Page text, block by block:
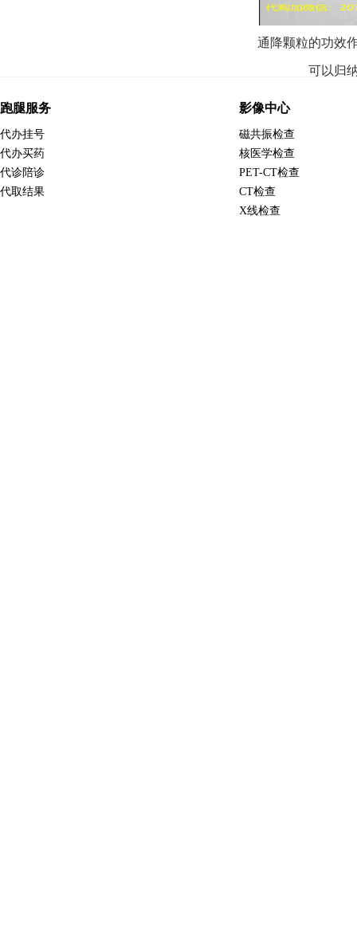
通降颗粒的功效
可以归
跑腿服务 影像中心
代办挂号
代办买药
代诊陪诊
代取结果
磁共振检查
核医学检查
PET-CT检查
CT检查
X线检查